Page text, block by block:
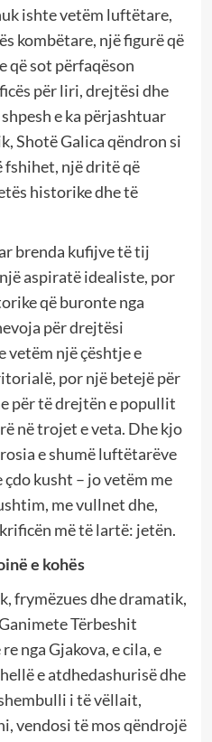
ishte vetëm luftëtare,
kombëtare, një figurë që
që sot përfaqëson
për liri, drejtësi dhe
e ka përjashtuar
Shotë Galica qëndron si
fshihet, një dritë që
historike dhe të
brenda kufijve të tij
aspiratë idealiste, por
që buronte nga
për drejtësi
vetëm një çështje e
por një betejë për
për të drejtën e popullit
në trojet e veta. Dhe kjo
e shumë luftëtarëve
kusht – jo vetëm me
me vullnet dhe,
më të lartë: jetën.
ëe kohës
frymëzues dhe dramatik,
Tërbeshit
nga Gjakova, e cila, e
e atdhedashurisë dhe
i të vëllait,
vendosi të mos qëndrojë